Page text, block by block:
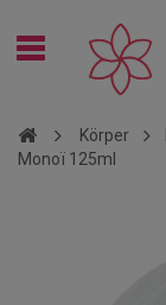
Körper
Monoï 125ml